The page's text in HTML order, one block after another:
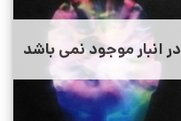
در انبار موجود نمی باشد